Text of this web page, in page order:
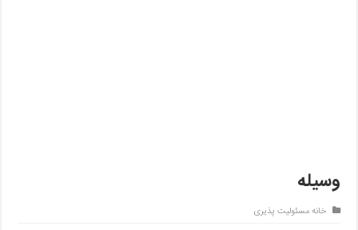
وسیله
خانه مسئولیت پذیری